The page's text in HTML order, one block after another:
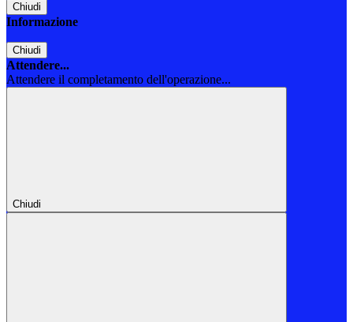
Chiudi
Informazione
Chiudi
Attendere...
Attendere il completamento dell'operazione...
Chiudi